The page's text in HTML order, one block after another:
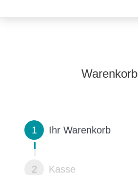
Warenkorb
Ihr Warenkorb
1
Kasse
2